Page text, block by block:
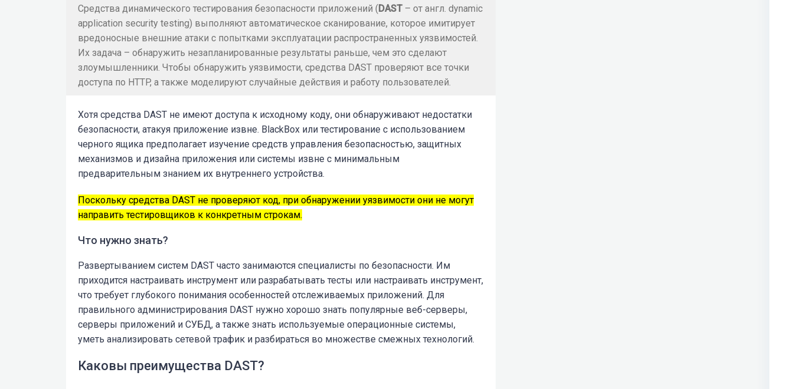
Средства динамического тестирования безопасности приложений (DAST – от англ. dynamic
application security testing) выполняют автоматическое сканирование, которое имитирует
вредоносные внешние атаки с попытками эксплуатации распространенных уязвимостей.
Их задача – обнаружить незапланированные результаты раньше, чем это сделают
злоумышленники. Чтобы обнаружить уязвимости, средства DAST проверяют все точки
доступа по HTTP, а также моделируют случайные действия и работу пользователей.
Хотя средства DAST не имеют доступа к исходному коду, они обнаруживают недостатки
безопасности, атакуя приложение извне. BlackBox или тестирование с использованием
черного ящика предполагает изучение средств управления безопасностью, защитных
механизмов и дизайна приложения или системы извне с минимальным
предварительным знанием их внутреннего устройства.
Поскольку средства DAST не проверяют код, при обнаружении уязвимости они не могут
направить тестировщиков к конкретным строкам.
Что нужно знать?
Развертыванием систем DAST часто занимаются специалисты по безопасности. Им
приходится настраивать инструмент или разрабатывать тесты или настраивать инструмент,
что требует глубокого понимания особенностей отслеживаемых приложений. Для
правильного администрирования DAST нужно хорошо знать популярные веб-серверы,
серверы приложений и СУБД, а также знать используемые операционные системы,
уметь анализировать сетевой трафик и разбираться во множестве смежных технологий.
Каковы преимущества DAST?